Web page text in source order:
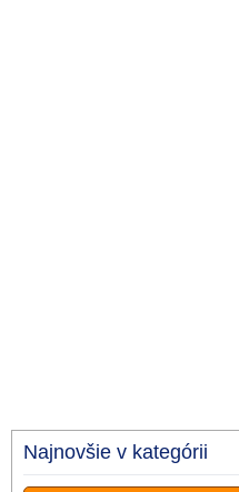
Najnovšie v kategórii